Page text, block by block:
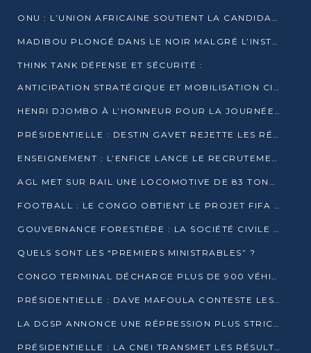
ONU : L’UNION AFRICAINE SOUTIENT LA CANDIDATURE DE MACKY SALL
MADIBOU PLONGÉ DANS LE NOIR MALGRÉ L’INSTALLATION D’UN NOUVEAU TRANSFORMATEUR
THINK TANK DÉFENSE ET SÉCURITÉ :
ANTICIPATION STRATÉGIQUE ET MOBILISATION CITOYENNE POUR NOTRE SOUVERAINETÉ NATIONALE
HENRI DJOMBO À L’HONNEUR POUR LA JOURNÉE MONDIALE DU THÉÂTRE
PRÉSIDENTIELLE : DESTIN GAVET REJETTE LES RÉSULTATS ET APPELLE À UN DIALOGUE NATIONAL
ENSEIGNEMENT : L’ENFICE LANCE LE RECRUTEMENT DE SA PREMIÈRE PROMOTION DE PROFESSEURS DES ÉCOLES
AGL MET SUR RAIL UNE LOCOMOTIVE DE 83 TONNES À POINTE-NOIRE
FOOTBALL : LE CONGO OBTIENT LE PROJET FIFA ARENA POUR SES 15 DÉPARTEMENTS
GOUVERNANCE FORESTIÈRE : LA SOCIÉTÉ CIVILE CONGOLAISE AFFICHE SES PRIORITÉS POUR 2026
QUELS SONT LES “PREMIERS MINISTRABLES” ?
CONGO TERMINAL DÉCHARGE PLUS DE 900 VÉHICULES EN QUELQUES HEURES
PRÉSIDENTIELLE : DAVE MAFOULA CONTESTE LES RÉSULTATS PROVISOIRES
LA DGSP ANNONCE UNE RÉPRESSION PLUS STRICTE CONTRE LES MOTO-TAXIS
PRÉSIDENTIELLE : LA CNEI TRANSMET LES RÉSULTATS PROVISOIRES À LA COUR CONSTITUTIONNELLE